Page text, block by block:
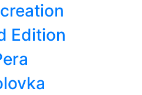
Edition